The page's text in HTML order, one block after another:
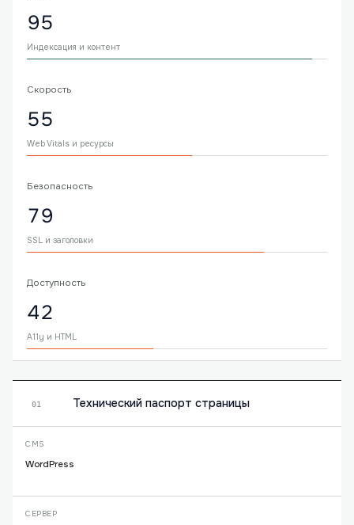
95
Индексация и контент
Скорость
55
Web Vitals и ресурсы
Безопасность
79
SSL и заголовки
Доступность
42
A11y и HTML
01 Технический паспорт страницы
CMS
WordPress
СЕРВЕР